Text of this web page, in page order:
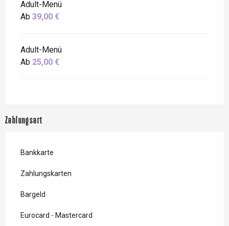
Adult-Menü
Ab 39,00 €
Adult-Menü
Ab 25,00 €
Zahlungsart
Bankkarte
Zahlungskarten
Bargeld
Eurocard - Mastercard